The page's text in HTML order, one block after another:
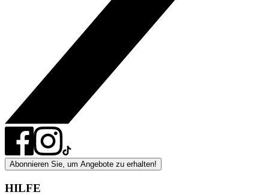
Abonnieren Sie, um Angebote zu erhalten!
HILFE